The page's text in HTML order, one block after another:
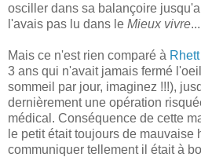
osciller dans sa balançoire
l'avais pas lu dans le Mieux vivre
Mais ce n'est rien comparé à
3 ans qui n'avait jamais fermé
sommeil par jour, imaginez !!!),
dernièrement une opération
médical. Conséquence de cette
le petit était toujours de mauvaise
communiquer tellement il était à